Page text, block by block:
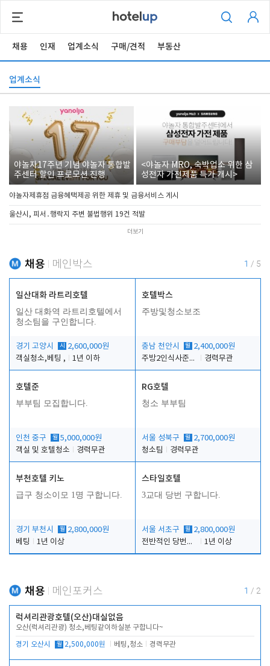
채용 인재 업계소식 구매/견적 부동산
업계소식
야놀자17주년 기념 야놀자 통합발
주센터 할인 프로모션 진행
<야놀자 MRO, 숙박업소 위한 삼
성전자 가전제품 특가 개시>
야놀자제휴점 금융혜택제공 위한 제휴 및 금융서비스 게시
울산시, 피서․행락지 주변 불법행위 19건 적발
더보기
채용 메인박스 1 / 5
일산대화 라트리호텔
일산 대화역 라트리호텔에서
청소팀을 구인합니다.
경기 고양시 시
2,600,000원
객실청소,베팅 ,
1년 이하
호텔박스
주방및청소보조
충남 천안시 월 2,400,000원
주방2인식사준비및청소린렌보조
경력무관
호텔준
부부팀 모집합니다.
인천 중구 월 5,000,000원
객실 및 호텔청소
경력무관
RG호텔
청소 부부팀
서울 성북구 월 2,700,000원
청소팀
경력무관
부천호텔 키노
급구 청소이모 1명 구합니다.
경기 부천시 월 2,800,000원
베팅
1년 이상
스타일호텔
3교대 당번 구합니다.
서울 서초구 월 2,800,000원
전반적인 당번업무
1년 이상
채용 메인포커스 1 / 2
럭셔리관광호텔(오산)대실없음
오산(럭셔리관광) 청소,베팅같이하실분 구합니다~
경기 오산시 월 2,500,000원 베팅,청소 경력무관